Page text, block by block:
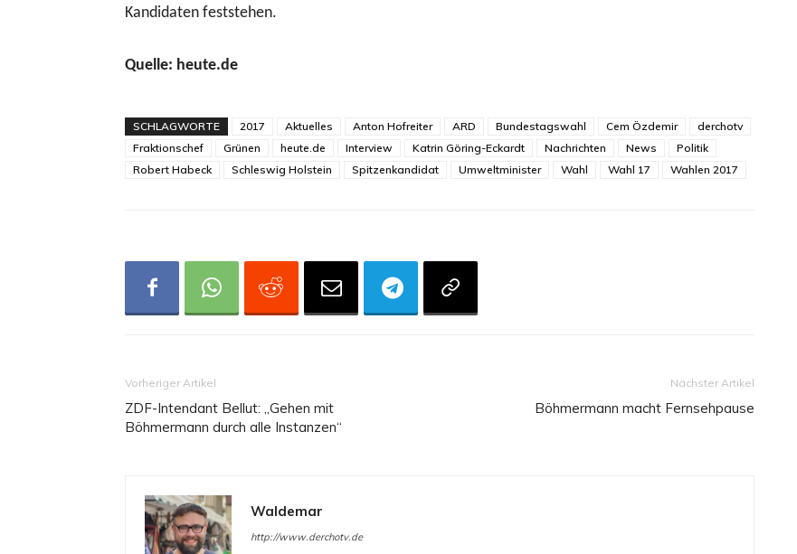
Kandidaten feststehen.
Quelle: heute.de
SCHLAGWORTE 2017 Aktuelles Anton Hofreiter ARD Bundestagswahl Cem Özdemir
derchotv
Fraktionschef
Grünen heute.de Interview Katrin Göring-Eckardt Nachrichten News
Politik
Robert Habeck
Schleswig Holstein Spitzenkandidat Umweltminister Wahl Wahl 17 Wahlen 2017
Vorheriger Artikel
ZDF-Intendant Bellut: „Gehen mit
Böhmermann durch alle Instanzen“
Nächster Artikel
Böhmermann macht Fernsehpause
Waldemar
http://www.derchotv.de